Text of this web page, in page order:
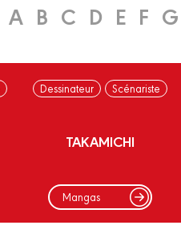
A B C D E F G
Dessinateur Scénariste
TAKAMICHI
Mangas